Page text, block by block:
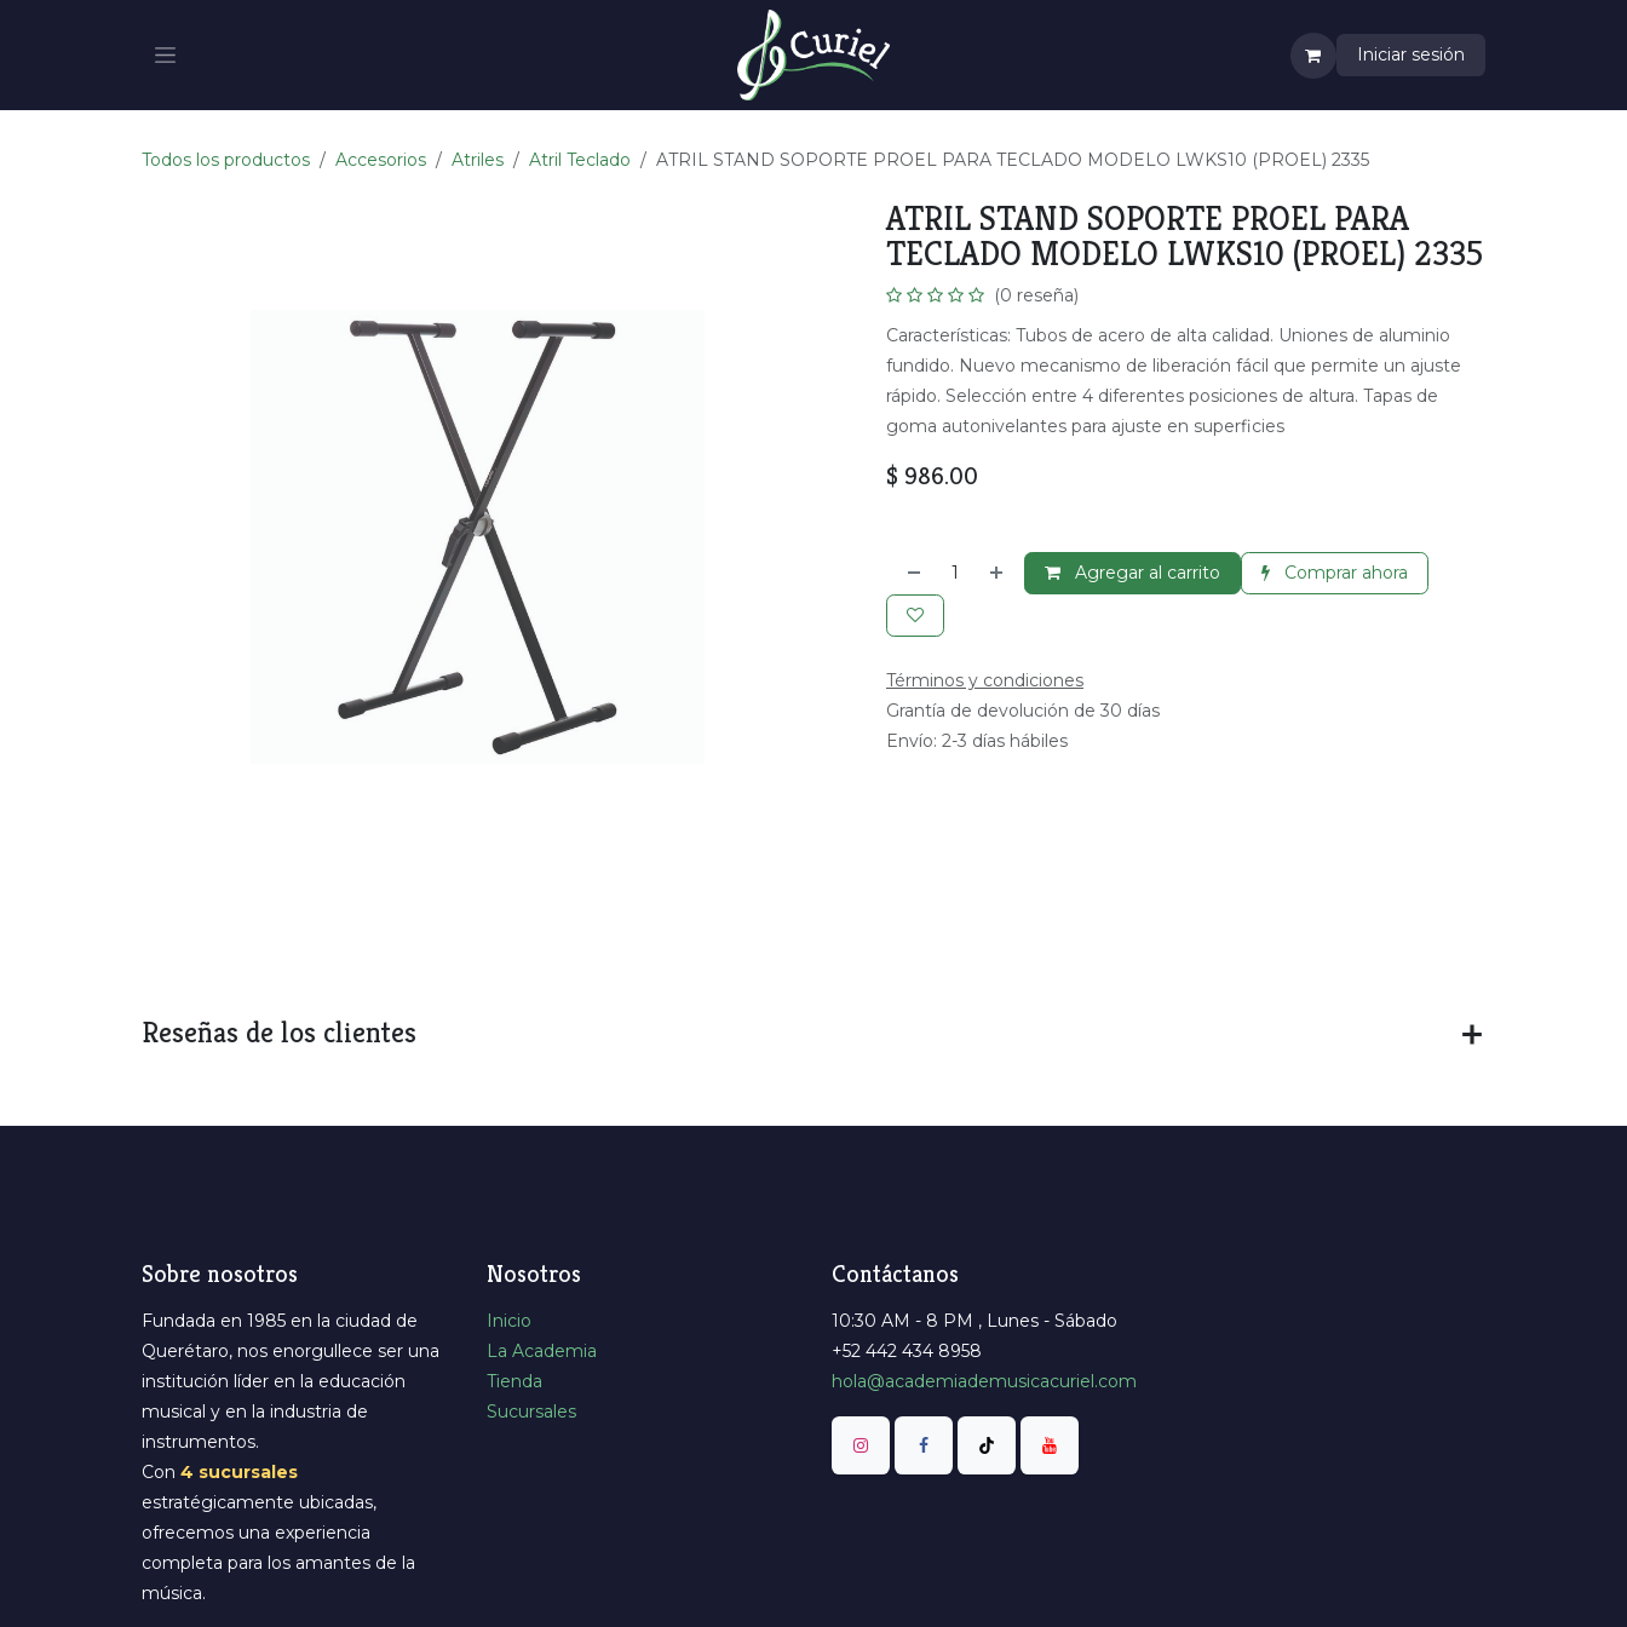
Iniciar sesión
Todos los productos Accesorios Atriles Atril Teclado ATRIL STAND SOPORTE PROEL PARA TECLADO MODELO LWKS10 (PROEL) 2335
ATRIL STAND SOPORTE PROEL PARA
TECLADO MODELO LWKS10 (PROEL) 2335
(0 reseña)
Características: Tubos de acero de alta calidad. Uniones de aluminio
fundido. Nuevo mecanismo de liberación fácil que permite un ajuste
rápido. Selección entre 4 diferentes posiciones de altura. Tapas de
goma autonivelantes para ajuste en superficies
$ 986.00
Agregar al carrito Comprar ahora
Términos y condiciones
Grantía de devolución de 30 días
Envío: 2-3 días hábiles
Reseñas de los clientes
Sobre nosotros
Fundada en 1985 en la ciudad de
Querétaro, nos enorgullece ser una
institución líder en la educación
musical y en la industria de
instrumentos.
Con 4 sucursales
estratégicamente ubicadas,
ofrecemos una experiencia
completa para los amantes de la
música.
Nosotros
Inicio
La Academia
Tienda
Sucursales
Contáctanos
10:30 AM - 8 PM , Lunes - Sábado
+52 442 434 8958
hola@academiademusicacuriel.com